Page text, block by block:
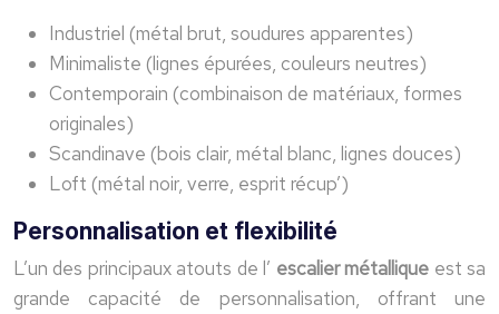
Industriel (métal brut, soudures apparentes)
Minimaliste (lignes épurées, couleurs neutres)
Contemporain (combinaison de matériaux, formes
originales)
Scandinave (bois clair, métal blanc, lignes douces)
Loft (métal noir, verre, esprit récup’)
Personnalisation et flexibilité
L’un des principaux atouts de l’ escalier métallique est sa
grande capacité de personnalisation, offrant une